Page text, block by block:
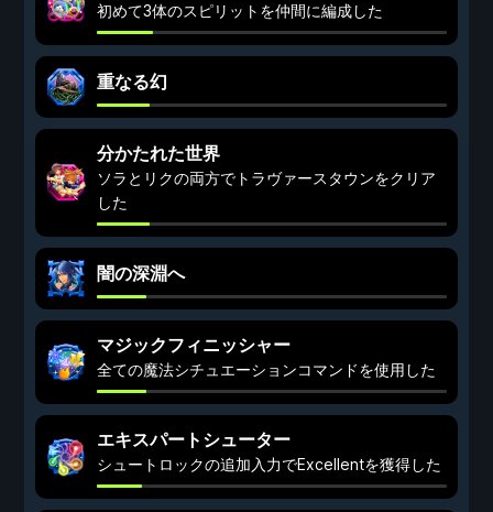
初めて3体のスピリットを仲間に編成した
重なる幻
分かたれた世界
ソラとリクの両方でトラヴァースタウンをクリア
した
闇の深淵へ
マジックフィニッシャー
全ての魔法シチュエーションコマンドを使用した
エキスパートシューター
シュートロックの追加入力でExcellentを獲得した